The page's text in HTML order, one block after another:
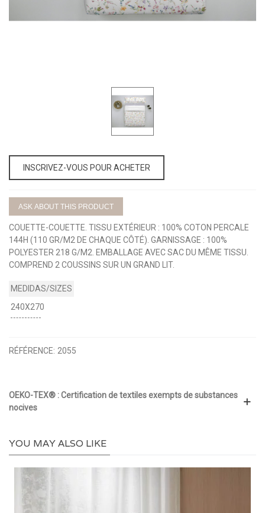
INSCRIVEZ-VOUS POUR ACHETER
ASK ABOUT THIS PRODUCT
COUETTE-COUETTE. TISSU EXTÉRIEUR : 100% COTON PERCALE
144H (110 GR/M2 DE CHAQUE CÔTÉ). GARNISSAGE : 100%
POLYESTER 218 G/M2. EMBALLAGE AVEC SAC DU MÊME TISSU.
COMPREND 2 COUSSINS SUR UN GRAND LIT.
240X270
RÉFÉRENCE: 2055
OEKO-TEX® : Certification de textiles exempts de substances
nocives
YOU MAY ALSO LIKE